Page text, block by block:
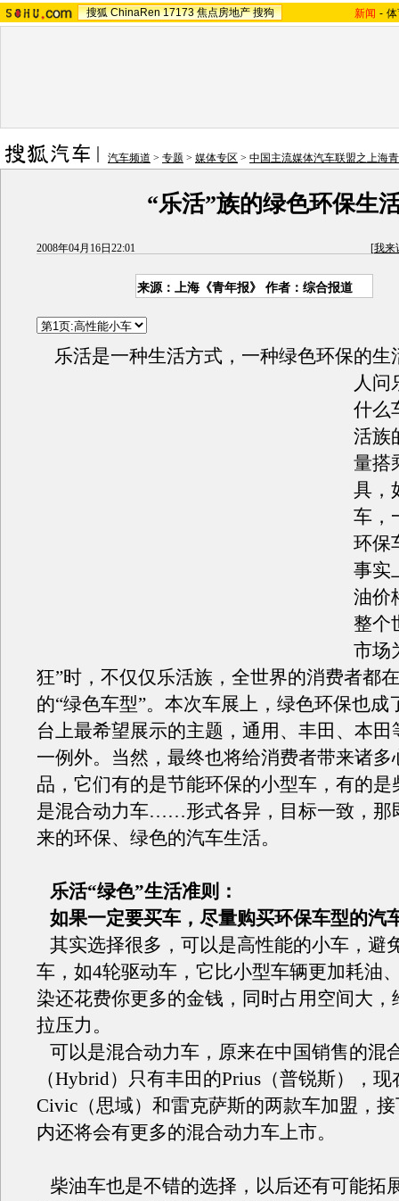
搜狐 ChinaRen 17173 焦点房地产 搜狗 新闻 -
汽车频道 > 专题 > 媒体专区 > 中国主流媒体汽车联盟之上海
“乐活”族的绿色环保生
2008年04月16日22:01 [我来
来源：上海《青年报》 作者：综合报道
乐活是一种生活方式，一种绿色环保的生
人问
什么
活族
量搭
具，
车，
环保
事实
油价
整个
市场
狂”时，不仅仅乐活族，全世界的消费者都
的“绿色车型”。本次车展上，绿色环保也成
台上最希望展示的主题，通用、丰田、本田
一例外。当然，最终也将给消费者带来诸多
品，它们有的是节能环保的小型车，有的是
是混合动力车……形式各异，目标一致，那
来的环保、绿色的汽车生活。
乐活“绿色”生活准则：
如果一定要买车，尽量购买环保车型的汽
其实选择很多，可以是高性能的小车，避
车，如4轮驱动车，它比小型车辆更加耗油
染还花费你更多的金钱，同时占用空间大，
拉压力。
可以是混合动力车，原来在中国销售的混
（Hybrid）只有丰田的Prius（普锐斯），
Civic（思域）和雷克萨斯的两款车加盟，
内还将会有更多的混合动力车上市。
柴油车也是不错的选择，以后还有可能拓